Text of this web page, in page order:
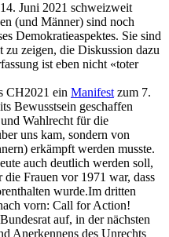
Juni 2021 schweizweit
(und Männer) sind noch
Demokratieaspektes. Sie sind
zeigen, die Diskussion dazu
ist eben nicht «toter
CH2021 ein Manifestzum 7.
Bewusstsein geschaffen
Wahlrecht für die
uns kam, sondern von
erkämpft werden musste.
auch deutlich werden soll,
Frauen vor 1971 war, dass
wurde.Im dritten
vorn: Call for Action!
auf, in der nächsten
Anerkennens des Unrechts